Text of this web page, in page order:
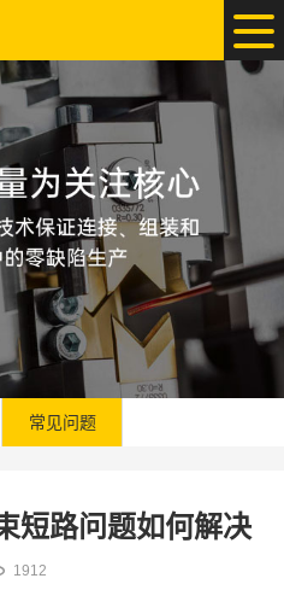
常见问题
短路问题如何解决
1912